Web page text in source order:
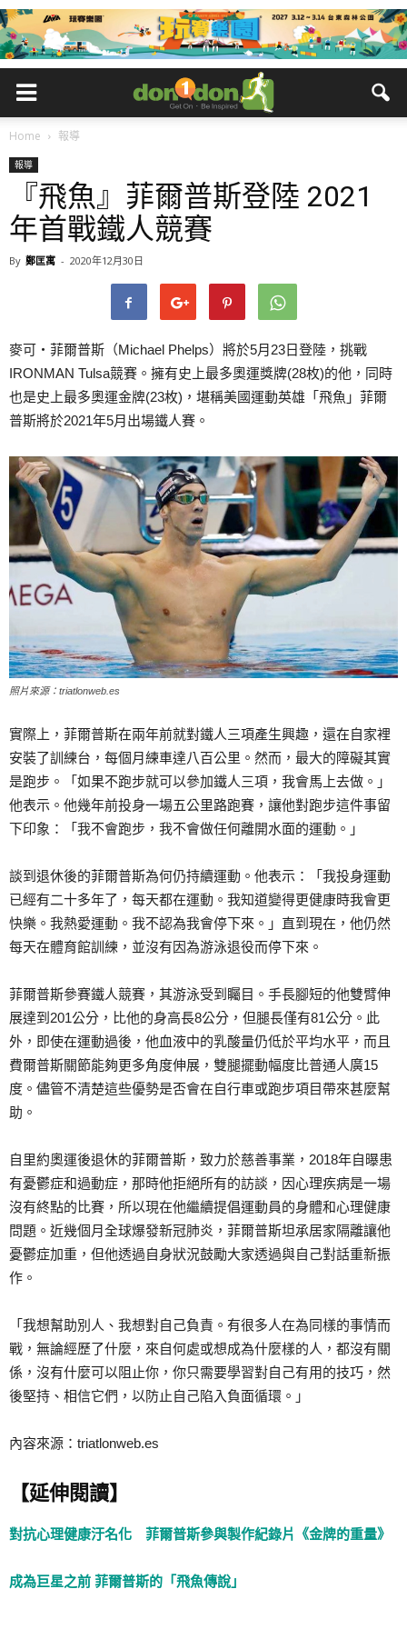
Home 報導
報導
『飛魚』菲爾普斯登陸 2021
年首戰鐵人競賽
By 鄭匡寓 - 2020年12月30日
麥可‧菲爾普斯（Michael Phelps）將於5月23日登陸，挑戰
IRONMAN Tulsa競賽。擁有史上最多奧運獎牌(28枚)的他，同時
也是史上最多奧運金牌(23枚)，堪稱美國運動英雄「飛魚」菲爾
普斯將於2021年5月出場鐵人賽。
照片來源：triatlonweb.es
實際上，菲爾普斯在兩年前就對鐵人三項產生興趣，還在自家裡
安裝了訓練台，每個月練車達八百公里。然而，最大的障礙其實
是跑步。「如果不跑步就可以參加鐵人三項，我會馬上去做。」
他表示。他幾年前投身一場五公里路跑賽，讓他對跑步這件事留
下印象：「我不會跑步，我不會做任何離開水面的運動。」
談到退休後的菲爾普斯為何仍持續運動。他表示：「我投身運動
已經有二十多年了，每天都在運動。我知道變得更健康時我會更
快樂。我熱愛運動。我不認為我會停下來。」直到現在，他仍然
每天在體育館訓練，並沒有因為游泳退役而停下來。
菲爾普斯參賽鐵人競賽，其游泳受到矚目。手長腳短的他雙臂伸
展達到201公分，比他的身高長8公分，但腿長僅有81公分。此
外，即使在運動過後，他血液中的乳酸量仍低於平均水平，而且
費爾普斯關節能夠更多角度伸展，雙腿擺動幅度比普通人廣15
度。儘管不清楚這些優勢是否會在自行車或跑步項目帶來甚麼幫
助。
自里約奧運後退休的菲爾普斯，致力於慈善事業，2018年自曝患
有憂鬱症和過動症，那時他拒絕所有的訪談，因心理疾病是一場
沒有終點的比賽，所以現在他繼續提倡運動員的身體和心理健康
問題。近幾個月全球爆發新冠肺炎，菲爾普斯坦承居家隔離讓他
憂鬱症加重，但他透過自身狀況鼓勵大家透過與自己對話重新振
作。
「我想幫助別人、我想對自己負責。有很多人在為同樣的事情而
戰，無論經歷了什麼，來自何處或想成為什麼樣的人，都沒有關
係，沒有什麼可以阻止你，你只需要學習對自己有用的技巧，然
後堅持、相信它們，以防止自己陷入負面循環。」
內容來源：triatlonweb.es
【延伸閱讀】
對抗心理健康汙名化 菲爾普斯參與製作紀錄片《金牌的重量》
成為巨星之前 菲爾普斯的「飛魚傳說」